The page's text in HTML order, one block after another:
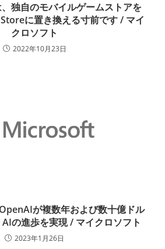
独自のモバイルゲームストアを
に置き換える寸前です / マイ
クロソフト
2022年10月23日
が複数年および数十億ドル
の進歩を実現 / マイクロソフト
2023年1月26日